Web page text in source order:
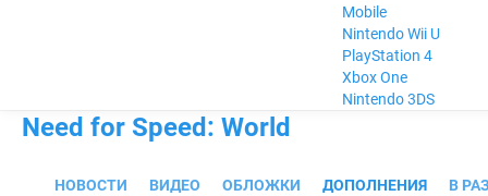
Mobile
Nintendo Wii U
PlayStation 4
Xbox One
Nintendo 3DS
Need for Speed: World
НОВОСТИ ВИДЕО ОБЛОЖКИ ДОПОЛНЕНИЯ В